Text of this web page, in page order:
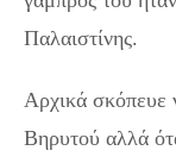
Παλαιστίνης.
Αρχικά σκόπευε
Βηρυτού αλλά